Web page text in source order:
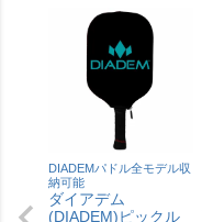
DIADEMパドル全モデル収
納可能
ダイアデム
(DIADEM)ピックル